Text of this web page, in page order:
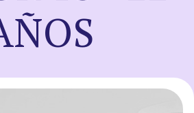
frecuentes